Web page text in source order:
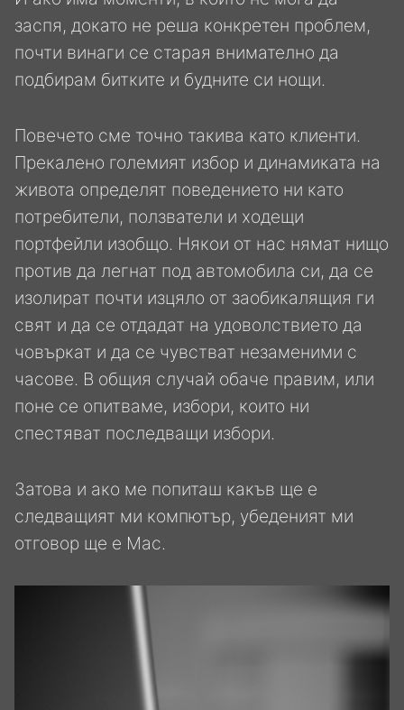
заспя, докато не реша конкретен проблем,
почти винаги се старая внимателно да
подбирам битките и будните си нощи.
Повечето сме точно такива като клиенти.
Прекалено големият избор и динамиката на
живота определят поведението ни като
потребители, ползватели и ходещи
портфейли изобщо. Някои от нас нямат нищо
против да легнат под автомобила си, да се
изолират почти изцяло от заобикалящия ги
свят и да се отдадат на удоволствието да
човъркат и да се чувстват незаменими с
часове. В общия случай обаче правим, или
поне се опитваме, избори, които ни
спестяват последващи избори.
Затова и ако ме попиташ какъв ще е
следващият ми компютър, убеденият ми
отговор ще е Mac.